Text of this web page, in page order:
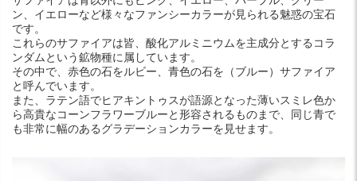
ン、イエローなど様々なファンシーカラーが見られる魅惑の宝石
です。
これらのサファイアは皆、酸化アルミニウムを主成分とするコラ
ンダムという鉱物種に属しています。
その中で、赤色の石をルビー、青色の石を（ブルー）サファイア
と呼んでいます。
また、ラテン語でヒアキントゥスが語源となった薄いスミレ色か
ら高貴なコーンフラワーブルーと形容されるものまで、同じ青で
も非常に幅のあるグラデーションカラーを見せます。